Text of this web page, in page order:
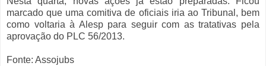
marcado que uma comitiva de oficiais iria ao Tribunal, bem
como voltaria à Alesp para seguir com as tratativas pela
aprovação do PLC 56/2013.
Fonte: Assojubs